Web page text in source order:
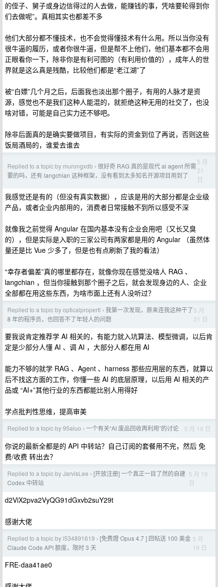
的侄子、舅子或身边信得过的人去做，能赚钱的事，凭啥要轮得到你
们去做呢”。真相其实也都差不多
他们大部分都不懂技术，也不会觉得懂技术有什么用。所以当你没有
很牛逼的履历，或者你很牛逼，但是帮不上他们，他们基本都不会用
正眼看你一下，除非你是有利可图的（有利用价值的），成年人的世
界就是这么真是残酷，比较他们都是“老江湖”了
被“白嫖”几个月之后，后面我也淡出那个圈子，有用的人脉才是资
源，感觉也不是我们这种人能混的，就拒绝这种无用的社交了，也没
啥对错，可能是自己实力还不够吧。
除非后面真的是确实要做项目，有实际的资金到位了再说，否则这些
饭局酒局的，谁爱去谁去
Replied to a topic by murongxdb › 很好奇 RAG 真的是现代 ai agent 所需
要的吗，还有 langchian 这种框架，没有看到太多知名开源项目用到了
5 月
21
日
我感觉还是有的（但没有真实数据），应该是用的大部分都是企业级
产品，或者企业内部用的，消费者日常接触不到所以感受不深
就像我之前觉得 Angular 在国内基本没有企业会用吧（又长又臭
的），但是实际是入职的三家公司有两家都是用的 Angular （虽然体
量还是比 Vue 少多了，但是也有点刷新了我的看法）
“幸存者偏差”真的哪里都存在，就像你现在感觉没啥人 RAG 、
langchian ，但当你接触到那个圈子之后，就会发现身边的人、企业
全部都在用这些东西，为啥市面上还有人没听过？
Replied to a topic by opticalproperti › 我第一次发现，原来连我这种干了
8 年的程序员，也回答不了年轻人的问题
5 月
21 日
要我说肯定推荐学 AI 相关的，有能力就入坑算法、模型微调，以后肯
定是少部分人懂 AI 、调 AI ，大部分人都在用 AI
能力不够的就学 RAG 、Agent 、harness 那些应用层的东西，就算以
后不找这方面的工作，你懂一些 AI 的底层原理，以后用 AI 相关的产
品或 “AI+”其他行业的东西都能比别人用得好
学点批判性思维，提高审美
Replied to a topic by 95aluo › 一个有关“AI 废品回收再利用”的讨论 5 月 19 日
你说的最新全都是的 API 中转站？自己订阅的套餐用不完，然后 免
费/收费 转出去？
Replied to a topic by JarvisLee › [开放注册] 一个真正一目了然的自建
Codex 中转站
5 月 19
日
d2ViX2pva2VyQG91dGxvb2suY29t
感谢大佬
Replied to a topic by l534891619 › [免费蹬 Opus 4.7 ] 回帖送 100 美金
Claude Code API 额度，限时 3 天
5 月
19 日
FRE-daa41ae0